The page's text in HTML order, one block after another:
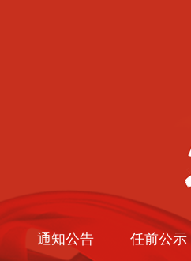
通知公告 任前公示